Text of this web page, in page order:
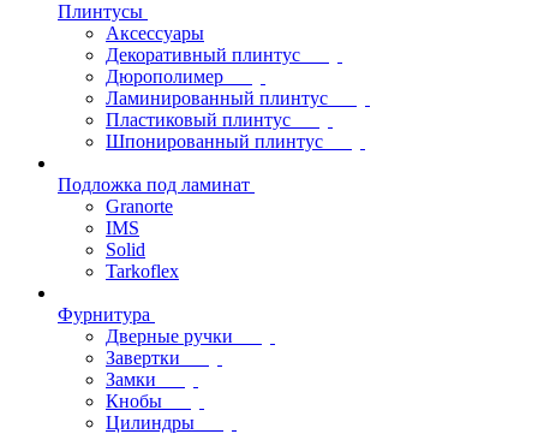
Плинтусы
Аксессуары
Декоративный плинтус
Дюрополимер
Ламинированный плинтус
Пластиковый плинтус
Шпонированный плинтус
Подложка под ламинат
Granorte
IMS
Solid
Tarkoflex
Фурнитура
Дверные ручки
Завертки
Замки
Кнобы
Цилиндры